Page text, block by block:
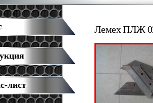
Лемех ПЛЖ
лист